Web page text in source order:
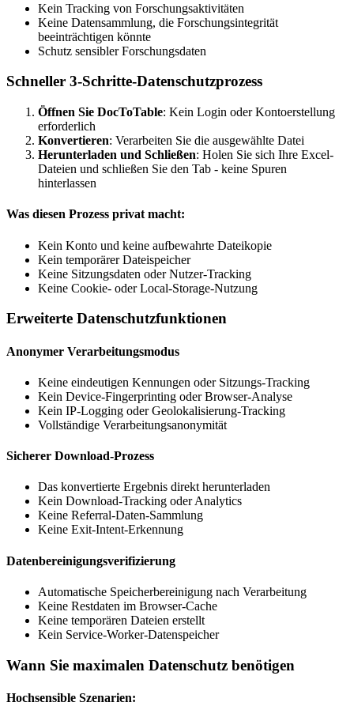
Kein Tracking von Forschungsaktivitäten
Keine Datensammlung, die Forschungsintegrität
beeinträchtigen könnte
Schutz sensibler Forschungsdaten
Schneller 3-Schritte-Datenschutzprozess
Öffnen Sie DocToTable: Kein Login oder Kontoerstellung
erforderlich
Konvertieren: Verarbeiten Sie die ausgewählte Datei
Herunterladen und Schließen: Holen Sie sich Ihre Excel-
Dateien und schließen Sie den Tab - keine Spuren
hinterlassen
Was diesen Prozess privat macht:
Kein Konto und keine aufbewahrte Dateikopie
Kein temporärer Dateispeicher
Keine Sitzungsdaten oder Nutzer-Tracking
Keine Cookie- oder Local-Storage-Nutzung
Erweiterte Datenschutzfunktionen
Anonymer Verarbeitungsmodus
Keine eindeutigen Kennungen oder Sitzungs-Tracking
Kein Device-Fingerprinting oder Browser-Analyse
Kein IP-Logging oder Geolokalisierung-Tracking
Vollständige Verarbeitungsanonymität
Sicherer Download-Prozess
Das konvertierte Ergebnis direkt herunterladen
Kein Download-Tracking oder Analytics
Keine Referral-Daten-Sammlung
Keine Exit-Intent-Erkennung
Datenbereinigungsverifizierung
Automatische Speicherbereinigung nach Verarbeitung
Keine Restdaten im Browser-Cache
Keine temporären Dateien erstellt
Kein Service-Worker-Datenspeicher
Wann Sie maximalen Datenschutz benötigen
Hochsensible Szenarien: